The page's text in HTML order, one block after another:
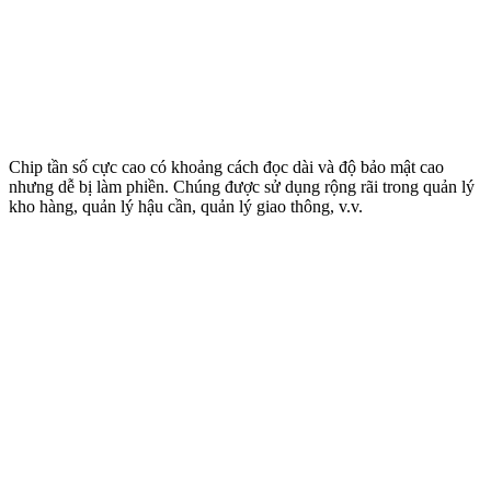
Chip tần số cực cao có khoảng cách đọc dài và độ bảo mật cao
nhưng dễ bị làm phiền. Chúng được sử dụng rộng rãi trong quản lý
kho hàng, quản lý hậu cần, quản lý giao thông, v.v.